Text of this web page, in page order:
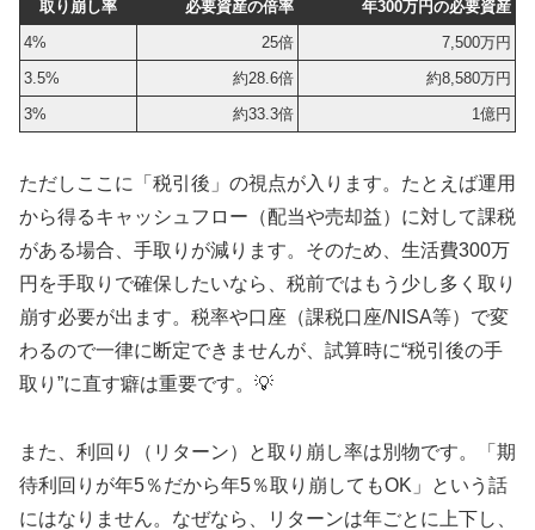
取り崩し率 必要資産の倍率
年300万円の必要資産
4%
25倍
7,500万円
3.5%
約28.6倍
約8,580万円
3%
約33.3倍 1億円
ただしここに「税引後」の視点が入ります。たとえば運用
から得るキャッシュフロー（配当や売却益）に対して課税
がある場合、手取りが減ります。そのため、生活費300万
円を手取りで確保したいなら、税前ではもう少し多く取り
崩す必要が出ます。税率や口座（課税口座/NISA等）で変
わるので一律に断定できませんが、試算時に“税引後の手
取り”に直す癖は重要です。💡
また、利回り（リターン）と取り崩し率は別物です。「期
待利回りが年5％だから年5％取り崩してもOK」という話
にはなりません。なぜなら、リターンは年ごとに上下し、